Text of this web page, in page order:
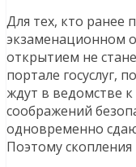
Для тех, кто ранее
экзаменационном
открытием не
портале госуслуг,
ждут в ведомстве
соображений
одновременно
Поэтому скопления